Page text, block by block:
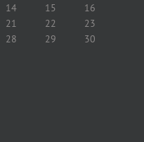
14 15
16
21 22
23
28 29
30